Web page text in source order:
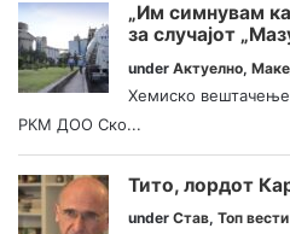
„Им симнувам
за случајот
under Актуелно,
Хемиско вештачење
РКМ ДОО Ско...
Тито, лордот
under Став, Топ вести